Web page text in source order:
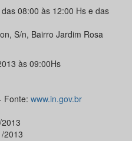
08:00 às 12:00 Hs e das
S/n, Bairro Jardim Rosa
às 09:00Hs
Fonte: www.in.gov.br
2013